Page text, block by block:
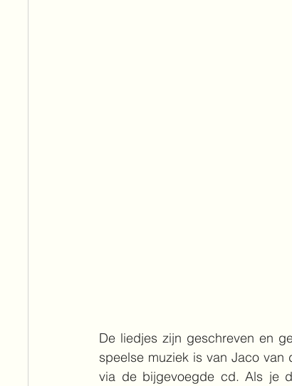
De liedjes zijn geschreven en
speelse muziek is van Jaco
via de bijgevoegde cd. Als je